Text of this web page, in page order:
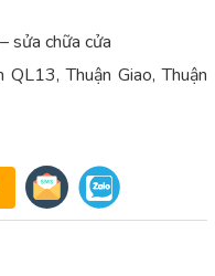
sửa chữa cửa
Thuận Giao, Thuận